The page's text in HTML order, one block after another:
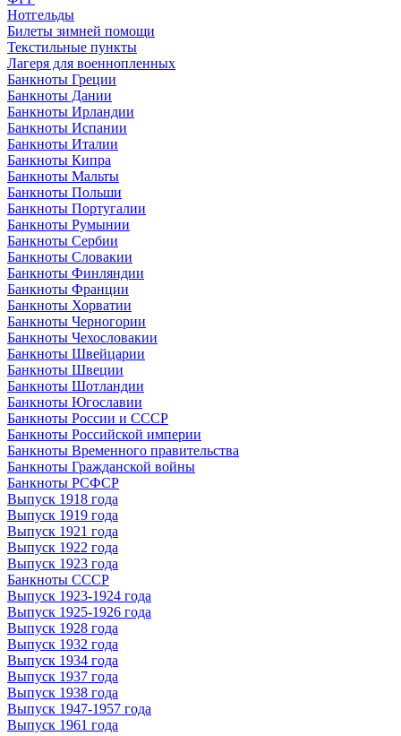
Нотгельды
Билеты зимней помощи
Текстильные пункты
Лагеря для военнопленных
Банкноты Греции
Банкноты Дании
Банкноты Ирландии
Банкноты Испании
Банкноты Италии
Банкноты Кипра
Банкноты Мальты
Банкноты Польши
Банкноты Португалии
Банкноты Румынии
Банкноты Сербии
Банкноты Словакии
Банкноты Финляндии
Банкноты Франции
Банкноты Хорватии
Банкноты Черногории
Банкноты Чехословакии
Банкноты Швейцарии
Банкноты Швеции
Банкноты Шотландии
Банкноты Югославии
Банкноты России и СССР
Банкноты Российской империи
Банкноты Временного правительства
Банкноты Гражданской войны
Банкноты РСФСР
Выпуск 1918 года
Выпуск 1919 года
Выпуск 1921 года
Выпуск 1922 года
Выпуск 1923 года
Банкноты СССР
Выпуск 1923-1924 года
Выпуск 1925-1926 года
Выпуск 1928 года
Выпуск 1932 года
Выпуск 1934 года
Выпуск 1937 года
Выпуск 1938 года
Выпуск 1947-1957 года
Выпуск 1961 года